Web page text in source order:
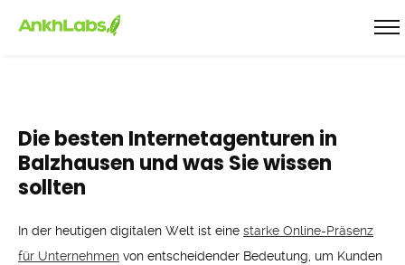
Die besten Internetagenturen in
Balzhausen und was Sie wissen
sollten
In der heutigen digitalen Welt ist eine starke Online-Präsenz
für Unternehmen von entscheidender Bedeutung, um Kunden